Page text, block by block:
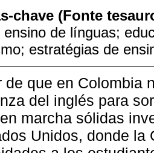
chave (Fonte
de línguas;
estratégias de
de que en Colombia
del inglés para
marcha sólidas
Unidos, donde la